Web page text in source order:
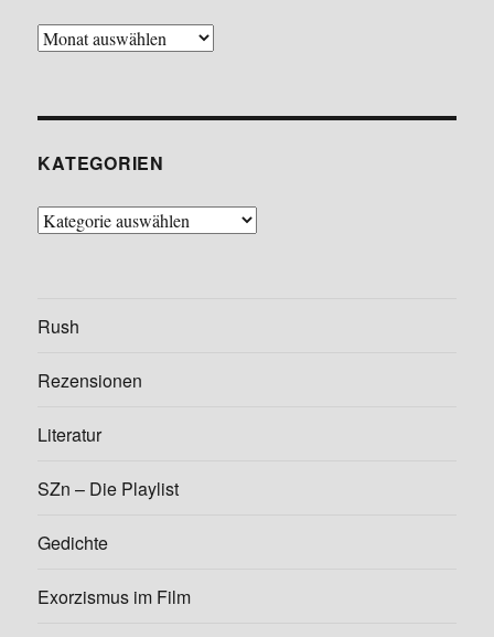
Archiv
KATE­GO­RIEN
Kate­
Rush
Rezen­sio­nen
Lite­ra­tur
SZn – Die Play­list
Gedich­te
Exor­zis­mus im Film